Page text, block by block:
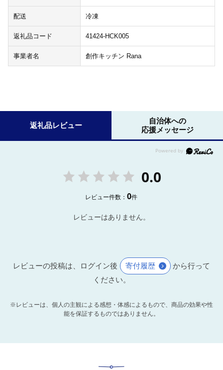
配送 冷凍
返礼品コード 41424-HCK005
事業者名 創作キッチン Rana
返礼品レビュー
自治体への
応援メッセージ
0.0
レビュー件数：0件
レビューはありません。
レビューの投稿は、ログイン後 寄付履歴
から行って
ください。
※レビューは、個人の主観による感想・体感によるもので、商品の効果や性
能を保証するものではありません。